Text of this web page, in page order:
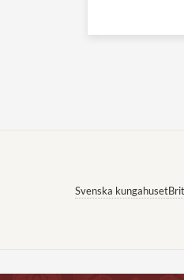
Svenska kungahuset